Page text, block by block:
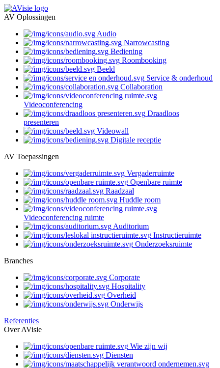
AV Oplossingen
Audio
Narrowcasting
Bediening
Roombooking
Beeld
Service & onderhoud
Collaboration
Videoconferencing
Draadloos
presenteren
Videowall
Digitale receptie
AV Toepassingen
Vergaderruimte
Openbare ruimte
Raadzaal
Huddle room
Videoconferencing ruimte
Auditorium
Instructieruimte
Onderzoeksruimte
Branches
Corporate
Hospitality
Overheid
Onderwijs
Referenties
Over AVisie
Wie zijn wij
Diensten